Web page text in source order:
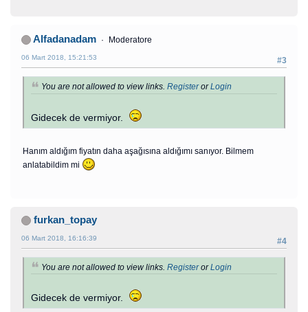
Alfadanadam Moderatore
#3
06 Mart 2018, 15:21:53
You are not allowed to view links. RegisterorLogin
Gidecek de vermiyor.
Hanım aldığım fiyatın daha aşağısına aldığımı sanıyor. Bilmem
anlatabildim mi
furkan_topay
#4
06 Mart 2018, 16:16:39
You are not allowed to view links. RegisterorLogin
Gidecek de vermiyor.